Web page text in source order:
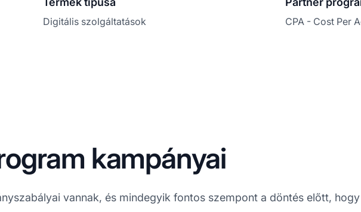
Digitális szolgáltatások CPA - Cost Per
kampányai
vannak, és mindegyik fontos szempont a döntés előtt,